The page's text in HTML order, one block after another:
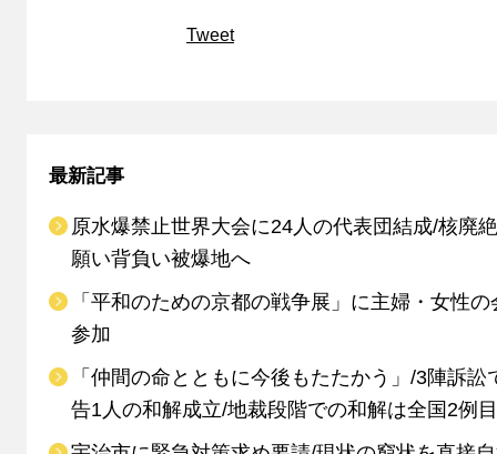
Tweet
最新記事
原水爆禁止世界大会に24人の代表団結成/核廃
願い背負い被爆地へ
「平和のための京都の戦争展」に主婦・女性の
参加
「仲間の命とともに今後もたたかう」/3陣訴訟
告1人の和解成立/地裁段階での和解は全国2例目